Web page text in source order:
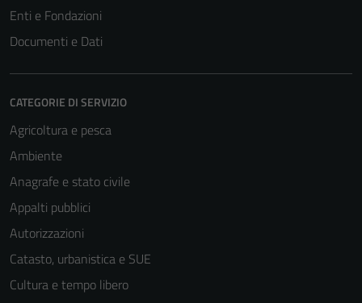
Enti e Fondazioni
Documenti e Dati
CATEGORIE DI SERVIZIO
Agricoltura e pesca
Ambiente
Anagrafe e stato civile
Appalti pubblici
Autorizzazioni
Catasto, urbanistica e SUE
Cultura e tempo libero